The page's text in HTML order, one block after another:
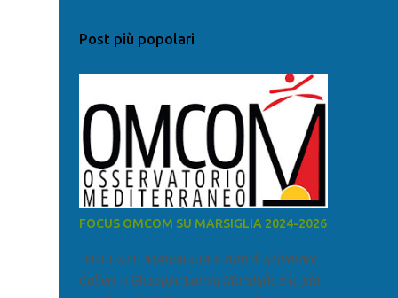
Post più popolari
FOCUS OMCOM SU MARSIGLIA 2024-2026
FOCUS SU MARSIGLIA A cura di Salvatore
Calleri e Giuseppe Lumia Marsiglia è la più